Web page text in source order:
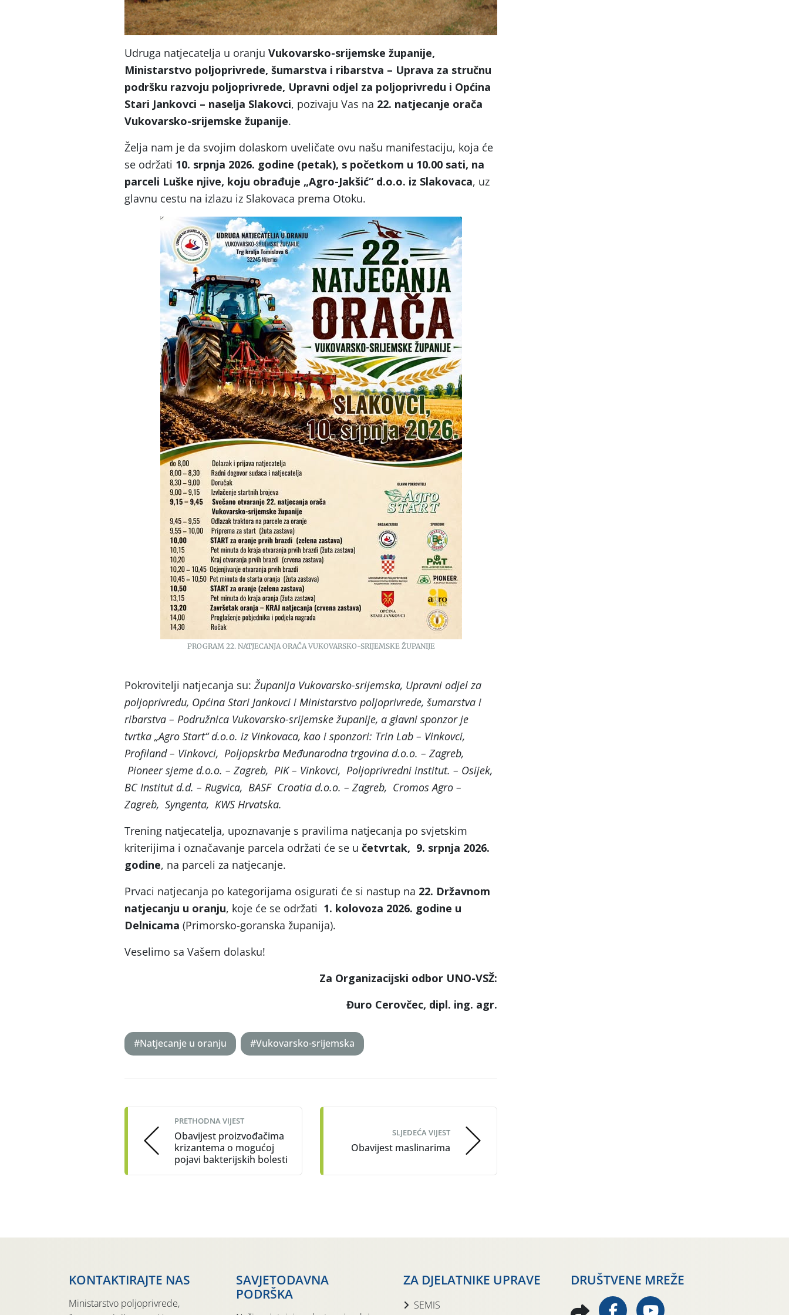
Udruga natjecatelja u oranju Vukovarsko-srijemske županije,
Ministarstvo poljoprivrede, šumarstva i ribarstva – Uprava za stručnu
podršku razvoju poljoprivrede, Upravni odjel za poljoprivredu i Općina
Stari Jankovci – naselja Slakovci, pozivaju Vas na 22. natjecanje orača
Vukovarsko-srijemske županije.
Želja nam je da svojim dolaskom uveličate ovu našu manifestaciju, koja će
se održati 10. srpnja 2026. godine (petak), s početkom u 10.00 sati, na
parceli Luške njive, koju obrađuje „Agro-Jakšić“ d.o.o. iz Slakovaca, uz
glavnu cestu na izlazu iz Slakovaca prema Otoku.
PROGRAM 22. NATJECANJA ORAČA VUKOVARSKO-SRIJEMSKE ŽUPANIJE
Pokrovitelji natjecanja su: Županija Vukovarsko-srijemska, Upravni odjel za
poljoprivredu, Općina Stari Jankovci i Ministarstvo poljoprivrede, šumarstva i
ribarstva – Podružnica Vukovarsko-srijemske županije, a glavni sponzor je
tvrtka „Agro Start“ d.o.o. iz Vinkovaca, kao i sponzori: Trin Lab – Vinkovci,
Profiland – Vinkovci, Poljopskrba Međunarodna trgovina d.o.o. – Zagreb,
Pioneer sjeme d.o.o. – Zagreb, PIK – Vinkovci, Poljoprivredni institut. – Osijek,
BC Institut d.d. – Rugvica, BASF Croatia d.o.o. – Zagreb, Cromos Agro –
Zagreb, Syngenta, KWS Hrvatska.
Trening natjecatelja, upoznavanje s pravilima natjecanja po svjetskim
kriterijima i označavanje parcela održati će se u četvrtak, 9. srpnja 2026.
godine, na parceli za natjecanje.
Prvaci natjecanja po kategorijama osigurati će si nastup na 22. Državnom
natjecanju u oranju, koje će se održati 1. kolovoza 2026. godine u
Delnicama (Primorsko-goranska županija).
Veselimo sa Vašem dolasku!
Za Organizacijski odbor UNO-VSŽ:
Đuro Cerovčec, dipl. ing. agr.
#Natjecanje u oranju #Vukovarsko-srijemska
navigation
PRETHODNA VIJEST
Obavijest proizvođačima
krizantema o mogućoj
pojavi bakterijskih bolesti
SLJEDEĆA VIJEST
Obavijest maslinarima
KONTAKTIRAJTE NAS
Ministarstvo poljoprivrede,
SAVJETODAVNA
PODRŠKA
ZA DJELATNIKE UPRAVE
SEMIS
DRUŠTVENE MREŽE